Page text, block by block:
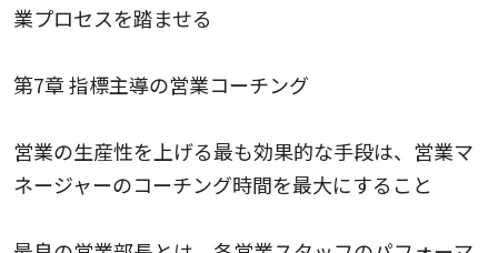
業プロセスを踏ませる
第7章 指標主導の営業コーチング
営業の生産性を上げる最も効果的な手段は、営業マ
ネージャーのコーチング時間を最大にすること